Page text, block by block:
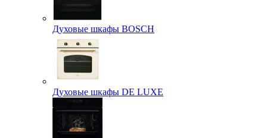
Духовые шкафы BOSCH
Духовые шкафы DE LUXE